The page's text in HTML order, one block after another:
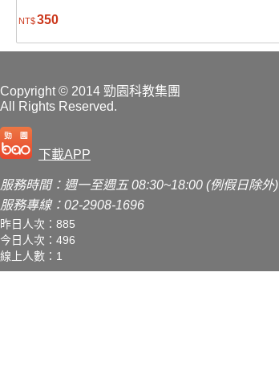
NT$350
Copyright© 2014 勁園科教集團
All Rights Reserved.
下載APP
服務時間：週一至週五 08:30~18:00 (例假日除外)
服務專線：02-2908-1696
昨日人次：885
今日人次：496
線上人數：1